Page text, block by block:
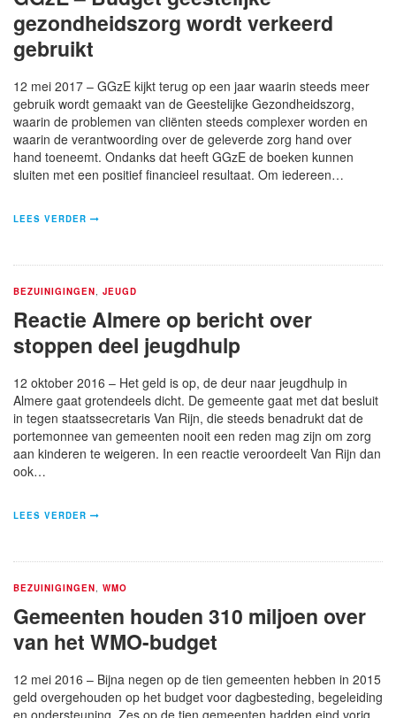
gezondheidszorg wordt verkeerd
gebruikt
12 mei 2017 – GGzE kijkt terug op een jaar waarin steeds meer
gebruik wordt gemaakt van de Geestelijke Gezondheidszorg,
waarin de problemen van cliënten steeds complexer worden en
waarin de verantwoording over de geleverde zorg hand over
hand toeneemt. Ondanks dat heeft GGzE de boeken kunnen
sluiten met een positief financieel resultaat. Om iedereen…
LEES VERDER
BEZUINIGINGEN JEUGD
Reactie Almere op bericht over
stoppen deel jeugdhulp
12 oktober 2016 – Het geld is op, de deur naar jeugdhulp in
Almere gaat grotendeels dicht. De gemeente gaat met dat besluit
in tegen staatssecretaris Van Rijn, die steeds benadrukt dat de
portemonnee van gemeenten nooit een reden mag zijn om zorg
aan kinderen te weigeren. In een reactie veroordeelt Van Rijn dan
ook…
LEES VERDER
BEZUINIGINGEN WMO
Gemeenten houden 310 miljoen over
van het WMO-budget
12 mei 2016 – Bijna negen op de tien gemeenten hebben in 2015
geld overgehouden op het budget voor dagbesteding, begeleiding
en ondersteuning. Zes op de tien gemeenten hadden eind vorig